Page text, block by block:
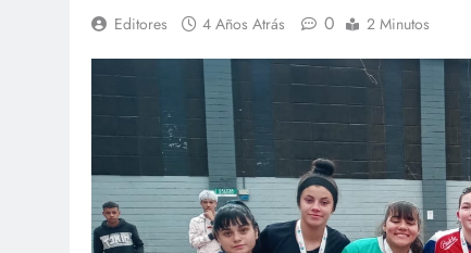
Editores 4 Años Atrás 0 2 Minutos